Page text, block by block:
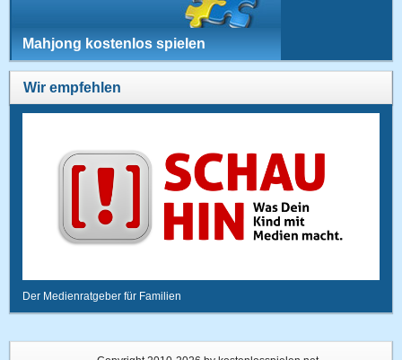
Mahjong kostenlos spielen
Wir empfehlen
Der Medienratgeber für Familien